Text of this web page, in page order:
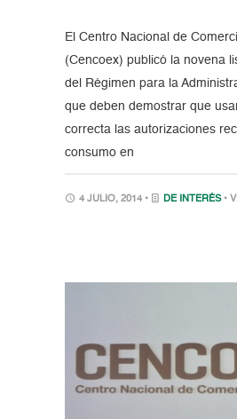
El Centro Nacional de
(Cencoex) publicó la novena
del Régimen para la
que deben demostrar que
correcta las autorizaciones
consumo en
4 JULIO, 2014 • DE INTERÉS •